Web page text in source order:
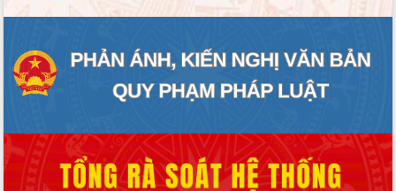
Hòn Yến phát triển du lịch gắn với bảo
Lấy ý kiến điều chỉnh Quy hoạch tỉnh
Đắk Lắk thời kỳ 2021-2030, tầm nhìn
đến năm 2050
giải phóng mặt bằng Tuyến đường bộ
ven biển
Đắk Lắk nỗ lực thúc đẩy tăng trưởng